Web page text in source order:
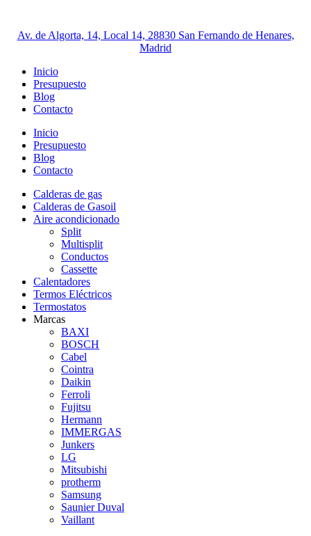
contenido
Av. de Algorta, 14, Local 14, 28830 San Fernando de Henares,
Madrid
Inicio
Presupuesto
Blog
Contacto
Inicio
Presupuesto
Blog
Contacto
Calderas de gas
Calderas de Gasoil
Aire acondicionado
Split
Multisplit
Conductos
Cassette
Calentadores
Termos Eléctricos
Termostatos
Marcas
BAXI
BOSCH
Cabel
Cointra
Daikin
Ferroli
Fujitsu
Hermann
IMMERGAS
Junkers
LG
Mitsubishi
protherm
Samsung
Saunier Duval
Vaillant